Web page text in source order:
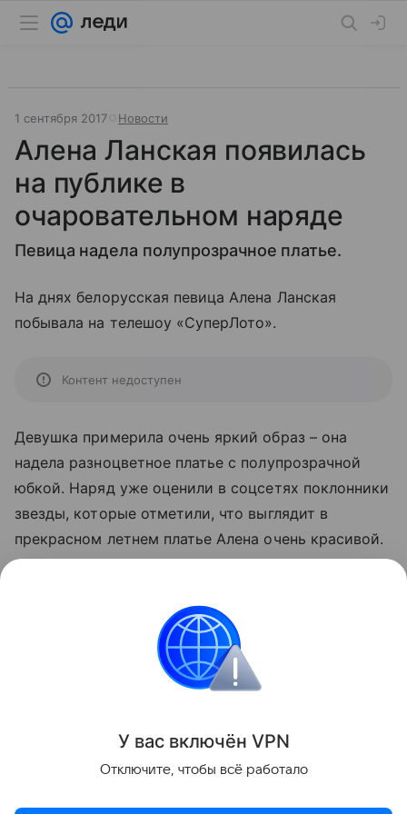
1 сентября 2017 Новости
Алена Ланская появилась
на публике в
очаровательном наряде
Певица надела полупрозрачное платье.
На днях белорусская певица Алена Ланская
побывала на телешоу «СуперЛото».
Контент недоступен
Девушка примерила очень яркий образ – она
надела разноцветное платье с полупрозрачной
юбкой. Наряд уже оценили в соцсетях поклонники
звезды, которые отметили, что выглядит в
прекрасном летнем платье Алена очень красивой.
У вас включён VPN
Отключите, чтобы всё работало